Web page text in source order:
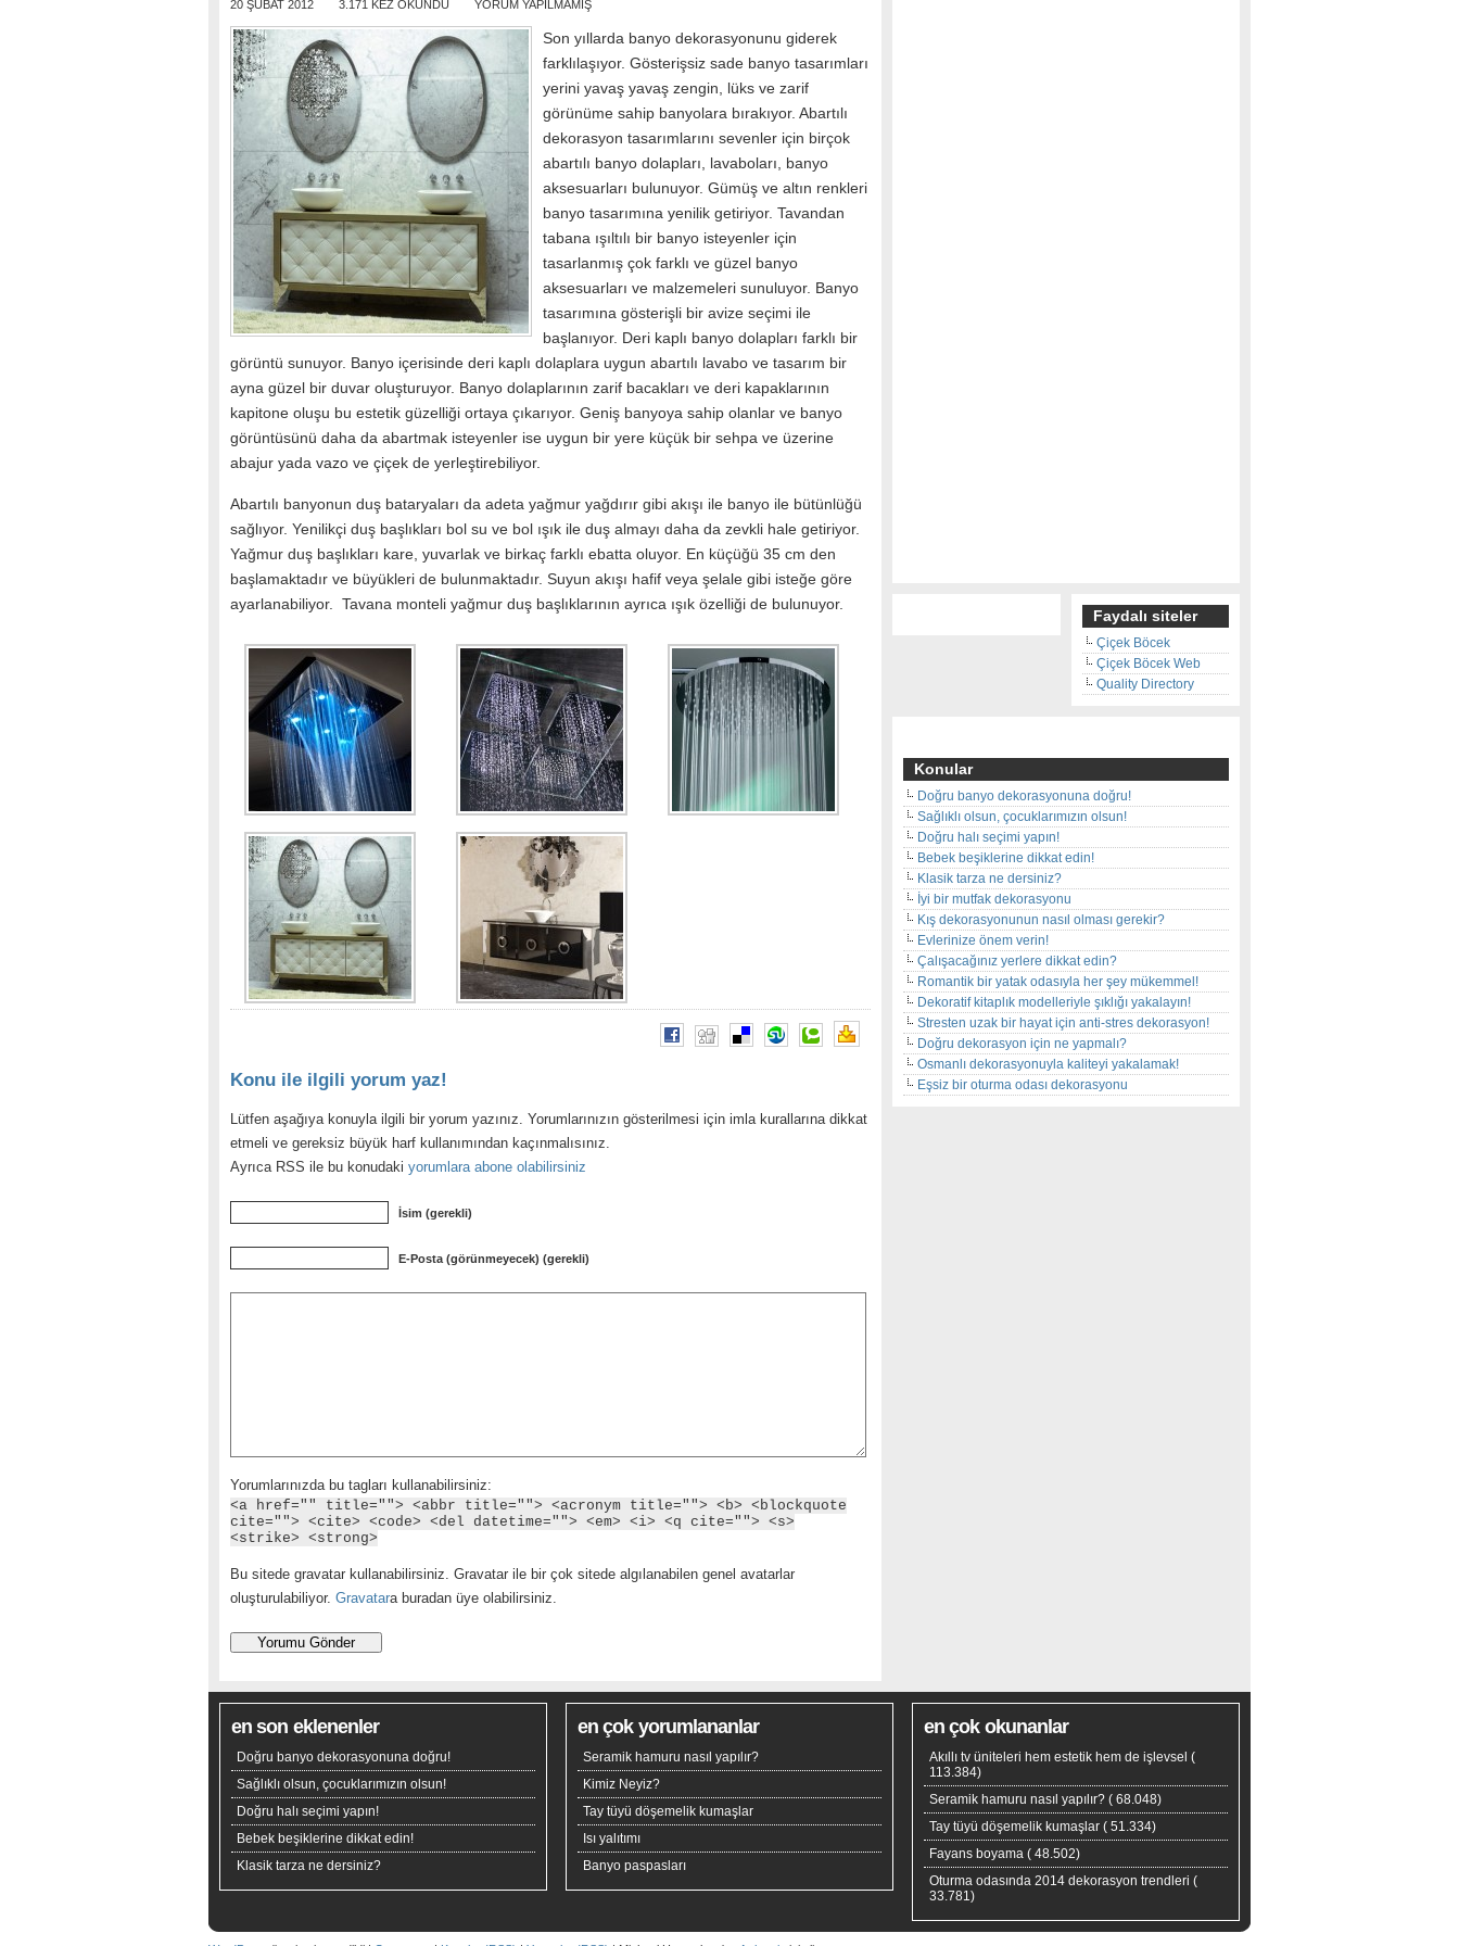
20 ŞUBAT 2012 3.171 KEZ OKUNDU YORUM YAPILMAMIŞ
Son yıllarda banyo dekorasyonunu giderek
farklılaşıyor. Gösterişsiz sade banyo tasarımları
yerini yavaş yavaş zengin, lüks ve zarif
görünüme sahip banyolara bırakıyor. Abartılı
dekorasyon tasarımlarını sevenler için birçok
abartılı banyo dolapları, lavaboları, banyo
aksesuarları bulunuyor. Gümüş ve altın renkleri
banyo tasarımına yenilik getiriyor. Tavandan
tabana ışıltılı bir banyo isteyenler için
tasarlanmış çok farklı ve güzel banyo
aksesuarları ve malzemeleri sunuluyor. Banyo
tasarımına gösterişli bir avize seçimi ile
başlanıyor. Deri kaplı banyo dolapları farklı bir
görüntü sunuyor. Banyo içerisinde deri kaplı dolaplara uygun abartılı lavabo ve tasarım bir
ayna güzel bir duvar oluşturuyor. Banyo dolaplarının zarif bacakları ve deri kapaklarının
kapitone oluşu bu estetik güzelliği ortaya çıkarıyor. Geniş banyoya sahip olanlar ve banyo
görüntüsünü daha da abartmak isteyenler ise uygun bir yere küçük bir sehpa ve üzerine
abajur yada vazo ve çiçek de yerleştirebiliyor.
Abartılı banyonun duş bataryaları da adeta yağmur yağdırır gibi akışı ile banyo ile bütünlüğü
sağlıyor. Yenilikçi duş başlıkları bol su ve bol ışık ile duş almayı daha da zevkli hale getiriyor.
Yağmur duş başlıkları kare, yuvarlak ve birkaç farklı ebatta oluyor. En küçüğü 35 cm den
başlamaktadır ve büyükleri de bulunmaktadır. Suyun akışı hafif veya şelale gibi isteğe göre
ayarlanabiliyor. Tavana monteli yağmur duş başlıklarının ayrıca ışık özelliği de bulunuyor.
Konu ile ilgili yorum yaz!
Lütfen aşağıya konuyla ilgili bir yorum yazınız. Yorumlarınızın gösterilmesi için imla kurallarına dikkat
etmeli ve gereksiz büyük harf kullanımından kaçınmalısınız.
Ayrıca RSS ile bu konudaki yorumlara abone olabilirsiniz
İsim (gerekli)
E-Posta (görünmeyecek) (gerekli)
Yorumlarınızda bu tagları kullanabilirsiniz:
<a href="" title=""> <abbr title=""> <acronym title=""> <b> <blockquote
cite=""> <cite> <code> <del datetime=""> <em> <i> <q cite=""> <s>
<strike> <strong>
Bu sitede gravatar kullanabilirsiniz. Gravatar ile bir çok sitede algılanabilen genel avatarlar
oluşturulabiliyor. Gravatara buradan üye olabilirsiniz.
Faydalı siteler
Çiçek Böcek
Çiçek Böcek Web
Quality Directory
Konular
Doğru banyo dekorasyonuna doğru!
Sağlıklı olsun, çocuklarımızın olsun!
Doğru halı seçimi yapın!
Bebek beşiklerine dikkat edin!
Klasik tarza ne dersiniz?
İyi bir mutfak dekorasyonu
Kış dekorasyonunun nasıl olması gerekir?
Evlerinize önem verin!
Çalışacağınız yerlere dikkat edin?
Romantik bir yatak odasıyla her şey mükemmel!
Dekoratif kitaplık modelleriyle şıklığı yakalayın!
Stresten uzak bir hayat için anti-stres dekorasyon!
Doğru dekorasyon için ne yapmalı?
Osmanlı dekorasyonuyla kaliteyi yakalamak!
Eşsiz bir oturma odası dekorasyonu
en son eklenenler
Doğru banyo dekorasyonuna doğru!
Sağlıklı olsun, çocuklarımızın olsun!
Doğru halı seçimi yapın!
Bebek beşiklerine dikkat edin!
Klasik tarza ne dersiniz?
en çok yorumlananlar
Seramik hamuru nasıl yapılır?
Kimiz Neyiz?
Tay tüyü döşemelik kumaşlar
Isı yalıtımı
Banyo paspasları
en çok okunanlar
Akıllı tv üniteleri hem estetik hem de işlevsel (
113.384)
Seramik hamuru nasıl yapılır? ( 68.048)
Tay tüyü döşemelik kumaşlar ( 51.334)
Fayans boyama ( 48.502)
Oturma odasında 2014 dekorasyon trendleri (
33.781)